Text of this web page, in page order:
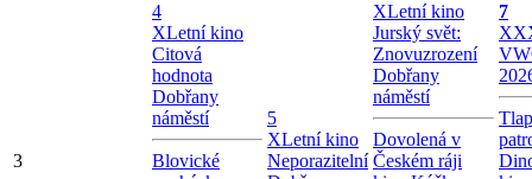
3
4
XLetní kino
Citová
hodnota
Dobřany
náměstí
Blovické
5
XLetní kino
Neporazitelní
XLetní kino
Jurský svět:
Znovuzrození
Dobřany
náměstí
Dovolená v
Českém ráji
7
X